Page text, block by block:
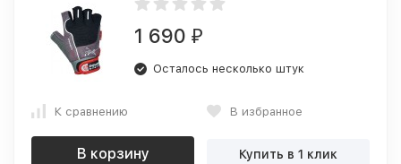
1 690 ₽
Осталось несколько штук
К сравнению В избранное
В корзину Купить в 1 клик